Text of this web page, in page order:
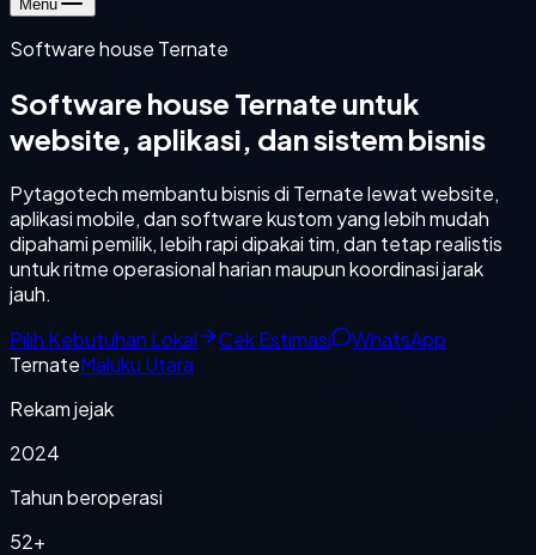
Menu
Software house Ternate
Software house Ternate untuk
website, aplikasi, dan sistem bisnis
Pytagotech membantu bisnis di Ternate lewat website,
aplikasi mobile, dan software kustom yang lebih mudah
dipahami pemilik, lebih rapi dipakai tim, dan tetap realistis
untuk ritme operasional harian maupun koordinasi jarak
jauh.
Pilih Kebutuhan Lokal
Cek Estimasi
WhatsApp
TernateMaluku Utara
Rekam jejak
2024
Tahun beroperasi
52+